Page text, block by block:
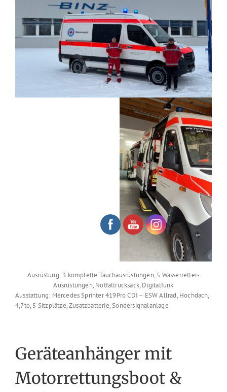
Ausrüstung: 3 komplette Tauchausrüstungen, 5 Wasserretter-
Ausrüstungen, Notfallrucksack, Digitalfunk
Ausstattung: Mercedes Sprinter 419Pro CDI – ESW Allrad, Hochdach,
4,7to, 5 Sitzplätze, Zusatzbatterie, Sondersignalanlage
Geräteanhänger mit
Motorrettungsboot &